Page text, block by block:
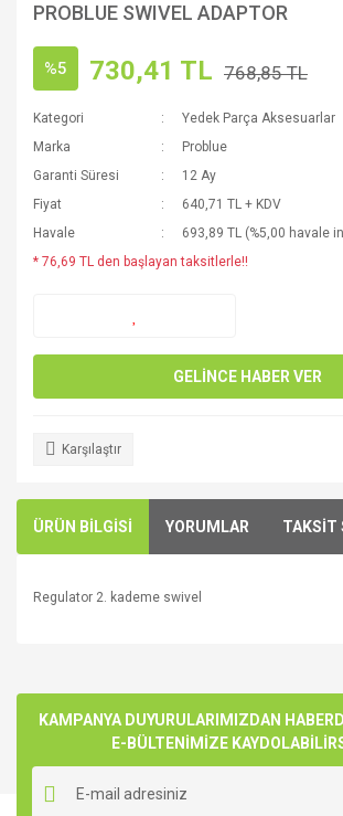
PROBLUE SWIVEL ADAPTOR
%5 730,41 TL 768,85 TL
Kategori
Yedek Parça Aksesuarlar
Marka
Problue
Garanti Süresi
12 Ay
Fiyat
640,71 TL + KDV
Havale
693,89 TL (%5,00 havale
* 76,69 TL den başlayan taksitlerle!!
GELİNCE HABER VER
Karşılaştır
ÜRÜN BİLGİSİ YORUMLAR TAKSİT
Regulator 2. kademe swivel
Yorum Yaz
kullanarak tarafımıza iletebilirsiniz.
Görüş ve önerileriniz için teşekkür ederiz.
Ürün resmi kalitesiz, bozuk veya
Ürün açıklamasında eksik bilgiler bulunuyor.
KAMPANYA DUYURULARIMIZDAN
E-BÜLTENİMİZE